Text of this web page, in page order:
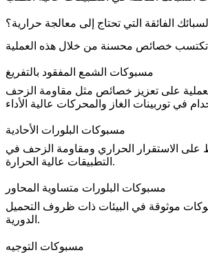
الفائقة التي تحتاج إلى معالجة حرارية؟
مسبوكات الشمع المفقود بالتفريغ
على تعزيز خصائص مثل مقاومة الزحف
مسبوكات البلورات الأحادية
على الاستقرار الحراري ومقاومة الزحف في
التطبيقات عالية الحرارة.
مسبوكات البلورات متساوية المحاور
موثوقة في البيئات ذات ظروف التحميل
الدورية.
مسبوكات التوجيه